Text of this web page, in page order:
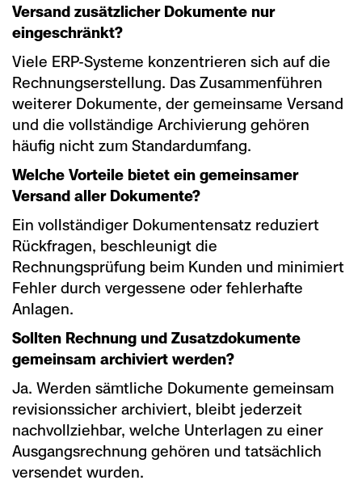
Versand zusätzlicher Dokumente nur
eingeschränkt?
Viele ERP-Systeme konzentrieren sich auf die
Rechnungserstellung. Das Zusammenführen
weiterer Dokumente, der gemeinsame Versand
und die vollständige Archivierung gehören
häufig nicht zum Standardumfang.
Welche Vorteile bietet ein gemeinsamer
Versand aller Dokumente?
Ein vollständiger Dokumentensatz reduziert
Rückfragen, beschleunigt die
Rechnungsprüfung beim Kunden und minimiert
Fehler durch vergessene oder fehlerhafte
Anlagen.
Sollten Rechnung und Zusatzdokumente
gemeinsam archiviert werden?
Ja. Werden sämtliche Dokumente gemeinsam
revisionssicher archiviert, bleibt jederzeit
nachvollziehbar, welche Unterlagen zu einer
Ausgangsrechnung gehören und tatsächlich
versendet wurden.